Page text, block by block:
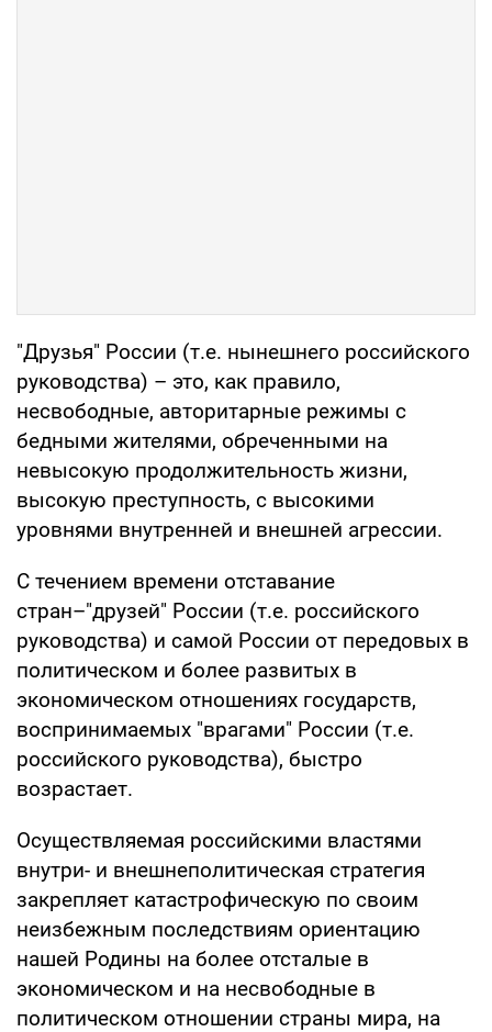
"Друзья" России (т.е. нынешнего российского
руководства) – это, как правило,
несвободные, авторитарные режимы с
бедными жителями, обреченными на
невысокую продолжительность жизни,
высокую преступность, с высокими
уровнями внутренней и внешней агрессии.
С течением времени отставание
стран–"друзей" России (т.е. российского
руководства) и самой России от передовых в
политическом и более развитых в
экономическом отношениях государств,
воспринимаемых "врагами" России (т.е.
российского руководства), быстро
возрастает.
Осуществляемая российскими властями
внутри- и внешнеполитическая стратегия
закрепляет катастрофическую по своим
неизбежным последствиям ориентацию
нашей Родины на более отсталые в
экономическом и на несвободные в
политическом отношении страны мира, на